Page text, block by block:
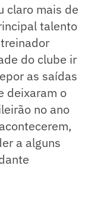
claro mais de
talento
do clube ir
as saídas
deixaram o
no ano
a alguns